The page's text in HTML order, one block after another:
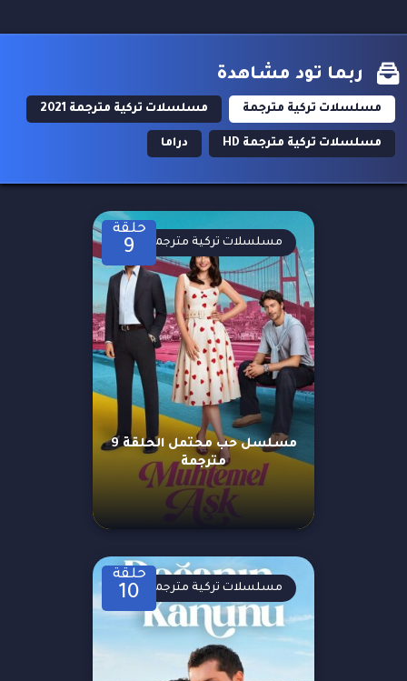
ربما تود مشاهدة
مسلسلات تركية مترجمة مسلسلات تركية مترجمة 2021
مسلسلات تركية مترجمة HD دراما
حلقة
9
مسلسل حب محتمل الحلقة 9
مترجمة
مسلسلات تركية مترجمة
حلقة
10 مسلسلات تركية مترجمة